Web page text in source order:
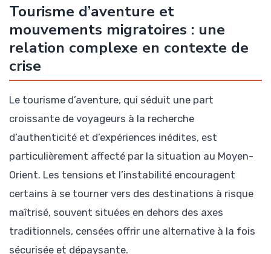
Tourisme d’aventure et
mouvements migratoires : une
relation complexe en contexte de
crise
Le tourisme d’aventure, qui séduit une part
croissante de voyageurs à la recherche
d’authenticité et d’expériences inédites, est
particulièrement affecté par la situation au Moyen-
Orient. Les tensions et l’instabilité encouragent
certains à se tourner vers des destinations à risque
maîtrisé, souvent situées en dehors des axes
traditionnels, censées offrir une alternative à la fois
sécurisée et dépaysante.